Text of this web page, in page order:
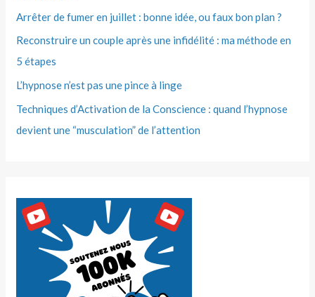
Arrêter de fumer en juillet : bonne idée, ou faux bon plan ?
Reconstruire un couple après une infidélité : ma méthode en
5 étapes
L’hypnose n’est pas une pince à linge
Techniques d’Activation de la Conscience : quand l’hypnose
devient une “musculation” de l’attention